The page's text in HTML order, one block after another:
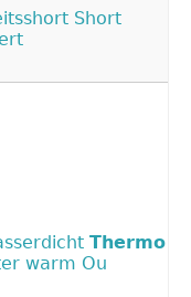
Short
Thermo
warm Ou